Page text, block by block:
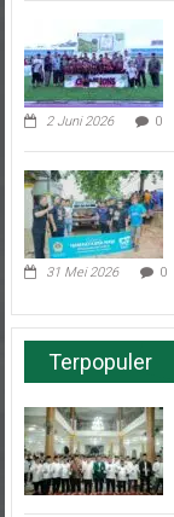
2 Juni 2026 0
31 Mei 2026 0
Terpopuler